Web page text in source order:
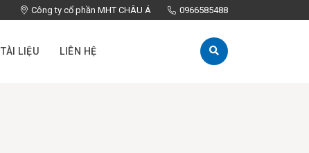
Công ty cổ phần MHT CHÂU Á 0966585488
TÀI LIỆU LIÊN HỆ